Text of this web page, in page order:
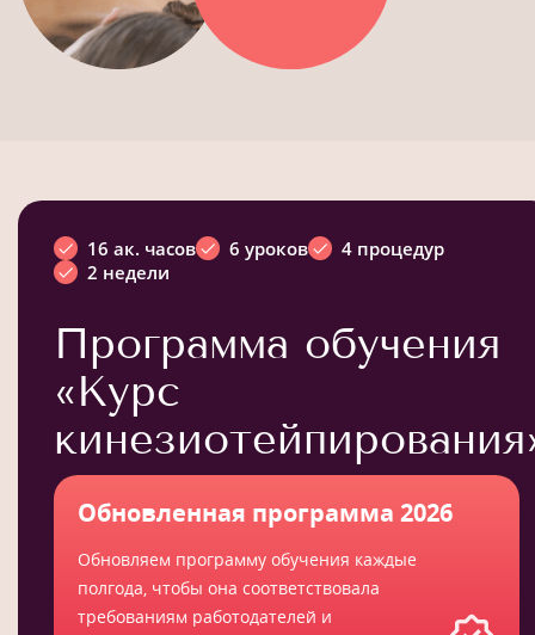
16 ак. часов 6 уроков
4 процедур
2 недели
Программа обучения
«Курс
Обновленная программа 2026
Обновляем программу обучения каждые
полгода, чтобы она соответствовала
требованиям работодателей и